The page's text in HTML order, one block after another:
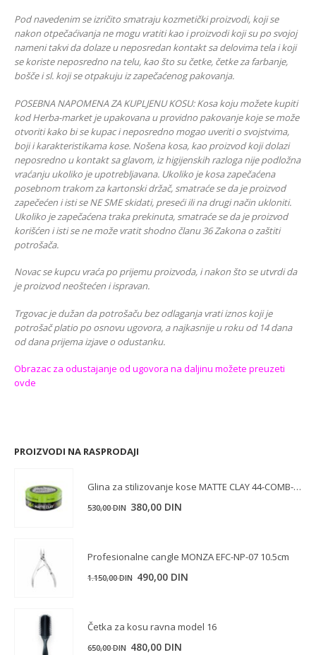
Pod navedenim se izričito smatraju kozmetički proizvodi, koji se
nakon otpečaćivanja ne mogu vratiti kao i proizvodi koji su po svojoj
nameni takvi da dolaze u neposredan kontakt sa delovima tela i koji
se koriste neposredno na telu, kao što su četke, četke za farbanje,
bošče i sl. koji se otpakuju iz zapečaćenog pakovanja.
POSEBNA NAPOMENA ZA KUPLJENU KOSU: Kosa koju možete kupiti
kod Herba-market je upakovana u providno pakovanje koje se može
otvoriti kako bi se kupac i neposredno mogao uveriti o svojstvima,
boji i karakteristikama kose. Nošena kosa, kao proizvod koji dolazi
neposredno u kontakt sa glavom, iz higijenskih razloga nije podložna
vraćanju ukoliko je upotrebljavana. Ukoliko je kosa zapečaćena
posebnom trakom za kartonski držač, smatraće se da je proizvod
zapečećen i isti se NE SME skidati, preseći ili na drugi način ukloniti.
Ukoliko je zapečaćena traka prekinuta, smatraće se da je proizvod
korišćen i isti se ne može vratit shodno članu 36 Zakona o zaštiti
potrošača.
Novac se kupcu vraća po prijemu proizvoda, i nakon što se utvrdi da
je proizvod neoštećen i ispravan.
Trgovac je dužan da potrošaču bez odlaganja vrati iznos koji je
potrošač platio po osnovu ugovora, a najkasnije u roku od 14 dana
od dana prijema izjave o odustanku.
Obrazac za odustajanje od ugovora na daljinu možete preuzeti
ovde
PROIZVODI NA RASPRODAJI
Glina za stilizovanje kose MATTE CLAY 44-COMB-OVER POWER 150 ml
530,00DIN Originalna
bila:
530,00 DIN.
380,00 DIN
380,00 DIN.
Profesionalne cangle MONZA EFC-NP-07 10.5cm
1.150,00DIN Originalna
bila:
1.150,00 DIN.
490,00 DIN
490,00 DIN.
Četka za kosu ravna model 16
650,00DIN Originalna
480,00 DIN